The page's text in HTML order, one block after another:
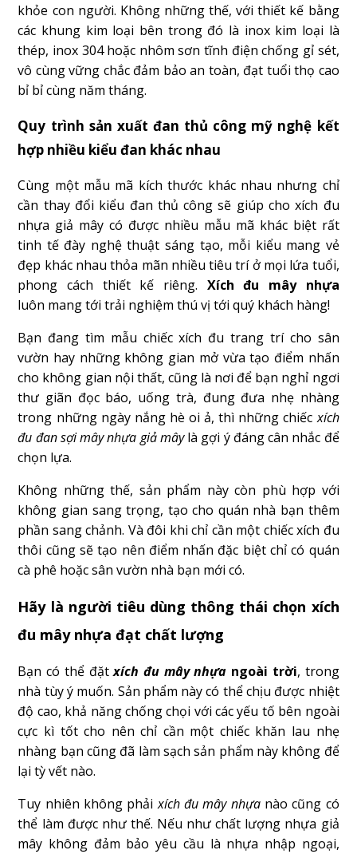
khỏe con người. Không những thế, với thiết kế bằng
các khung kim loại bên trong đó là inox kim loại là
thép, inox 304 hoặc nhôm sơn tĩnh điện chống gỉ sét,
vô cùng vững chắc đảm bảo an toàn, đạt tuổi thọ cao
bỉ bỉ cùng năm tháng.
Quy trình sản xuất đan thủ công mỹ nghệ kết
hợp nhiều kiểu đan khác nhau
Cùng một mẫu mã kích thước khác nhau nhưng chỉ
cần thay đổi kiểu đan thủ công sẽ giúp cho xích đu
nhựa giả mây có được nhiều mẫu mã khác biệt rất
tinh tế đày nghệ thuật sáng tạo, mỗi kiểu mang vẻ
đẹp khác nhau thỏa mãn nhiều tiêu trí ở mọi lứa tuổi,
phong cách thiết kế riêng. Xích đu mây nhựa
luôn mang tới trải nghiệm thú vị tới quý khách hàng!
Bạn đang tìm mẫu chiếc xích đu trang trí cho sân
vườn hay những không gian mở vừa tạo điểm nhấn
cho không gian nội thất, cũng là nơi để bạn nghỉ ngơi
thư giãn đọc báo, uống trà, đung đưa nhẹ nhàng
trong những ngày nắng hè oi ả, thì những chiếc xích
đu đan sợi mây nhựa giả mâylà gợi ý đáng cân nhắc để
chọn lựa.
Không những thế, sản phẩm này còn phù hợp với
không gian sang trọng, tạo cho quán nhà bạn thêm
phần sang chảnh. Và đôi khi chỉ cần một chiếc xích đu
thôi cũng sẽ tạo nên điểm nhấn đặc biệt chỉ có quán
cà phê hoặc sân vườn nhà bạn mới có.
Hãy là người tiêu dùng thông thái chọn xích
đu mây nhựa đạt chất lượng
Bạn có thể đặtxích đu mây nhựa ngoài trời, trong
nhà tùy ý muốn. Sản phẩm này có thể chịu được nhiệt
độ cao, khả năng chống chọi với các yếu tố bên ngoài
cực kì tốt cho nên chỉ cần một chiếc khăn lau nhẹ
nhàng bạn cũng đã làm sạch sản phẩm này không để
lại tỳ vết nào.
Tuy nhiên không phảixích đu mây nhựanào cũng có
thể làm được như thế. Nếu như chất lượng nhựa giả
mây không đảm bảo yêu cầu là nhựa nhập ngoại,